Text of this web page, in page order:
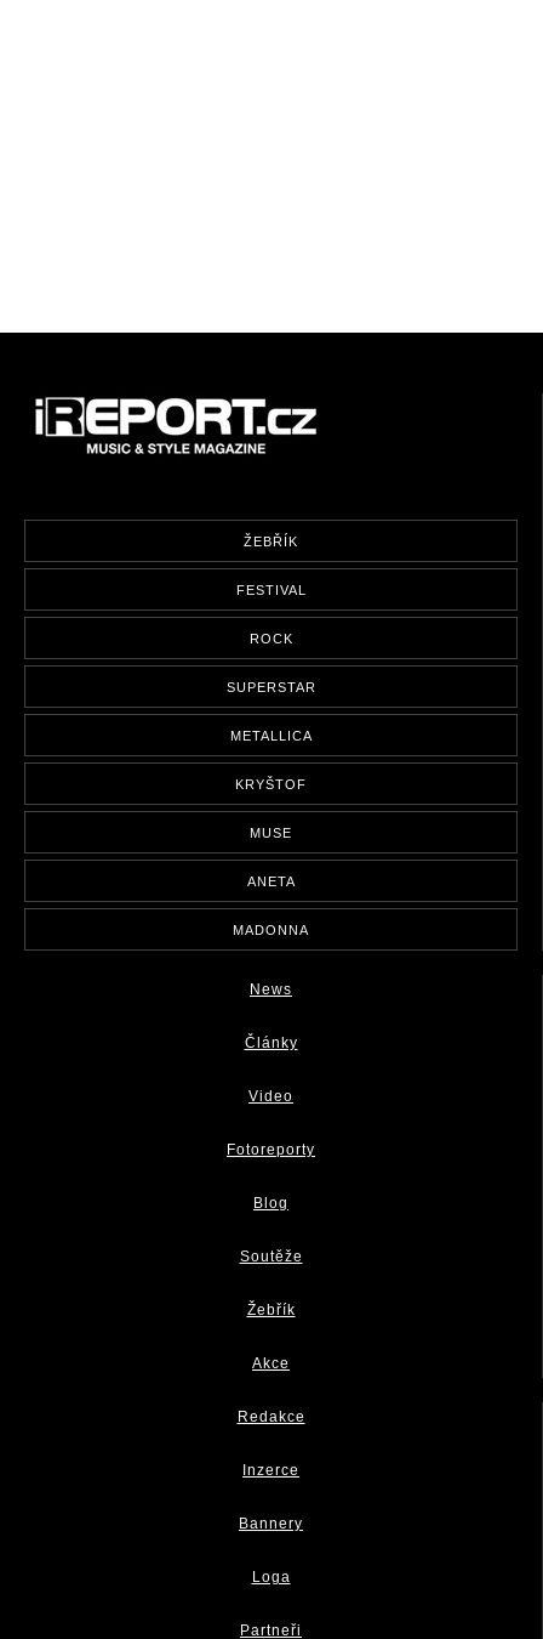
ŽEBŘÍK
FESTIVAL
ROCK
SUPERSTAR
METALLICA
KRYŠTOF
MUSE
ANETA
MADONNA
News
Články
Video
Fotoreporty
Blog
Soutěže
Žebřík
Akce
Redakce
Inzerce
Bannery
Loga
Partneři